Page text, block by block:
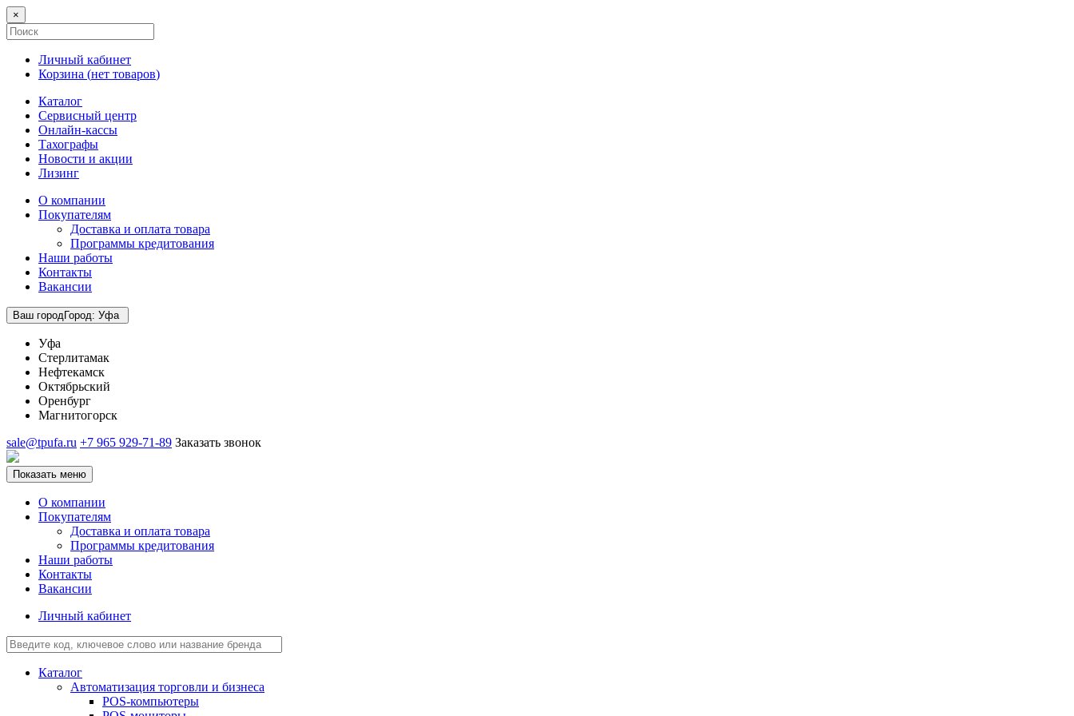
×
Личный кабинет
Корзина (нет товаров)
Каталог
Сервисный центр
Онлайн-кассы
Тахографы
Новости и акции
Лизинг
О компании
Покупателям
Доставка и оплата товара
Программы кредитования
Наши работы
Контакты
Вакансии
Ваш городГород: Уфа
Уфа
Стерлитамак
Нефтекамск
Октябрьский
Оренбург
Магнитогорск
sale@tpufa.ru +7 965 929-71-89 Заказать звонок
Показать меню
О компании
Покупателям
Доставка и оплата товара
Программы кредитования
Наши работы
Контакты
Вакансии
Личный кабинет
Каталог
Автоматизация торговли и бизнеса
POS-компьютеры